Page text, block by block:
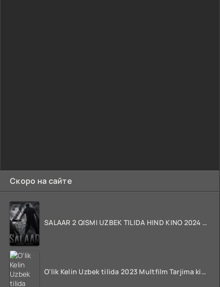
Скоро на сайте
SALAAR 2 QISMI UZBEK TILIDA HIND KINO 2024 TARJIMA 720p HD Skachat
O'lik Kelin Uzbek tilida 2023 Multfilm Tarjima kino skachat